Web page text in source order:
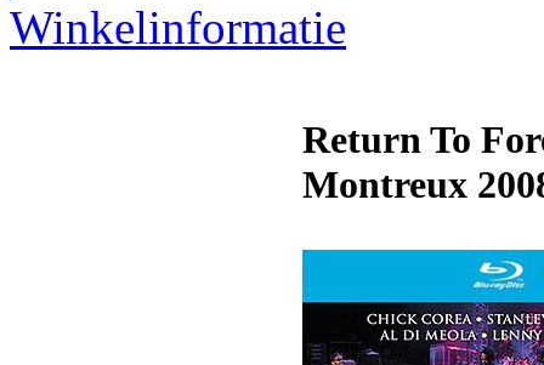
Winkelinformatie
Return To
Montreux